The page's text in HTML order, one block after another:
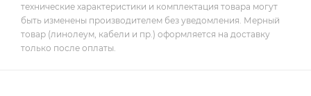
технические характеристики и комплектация товара могут
быть изменены производителем без уведомления. Мерный
товар (линолеум, кабели и пр.) оформляется на доставку
только после оплаты.